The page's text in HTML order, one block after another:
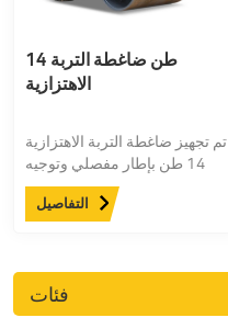
14 طن ضاغطة التربة
الاهتزازية
تم تجهيز ضاغطة التربة الاهتزازية
14 طن بإطار مفصلي وتوجيه
هيدروليكي، وهي مرنة وسهلة
التشغيل، ويمكن تشغيلها بسهولة
التفاصيل
فئات